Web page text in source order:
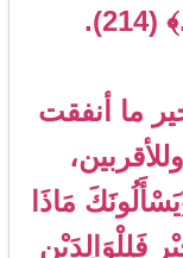
ما أنفقت
مَاذَا
فَلِلْوَالِدَيْنِ